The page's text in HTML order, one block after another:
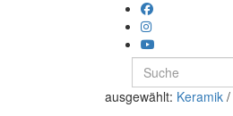
ausgewählt: Keramik /